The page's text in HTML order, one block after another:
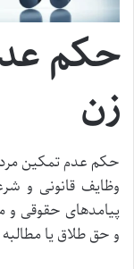
حکم
زن
حکم عدم تمکین مرد
وظایف قانونی و
پیامدهای حقوقی و
و حق طلاق یا مطالبه